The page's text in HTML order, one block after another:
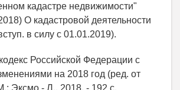
кадастре недвижимости"
О кадастровой деятельности
в силу с 01.01.2019).
Российской Федерации с
на 2018 год (ред. от